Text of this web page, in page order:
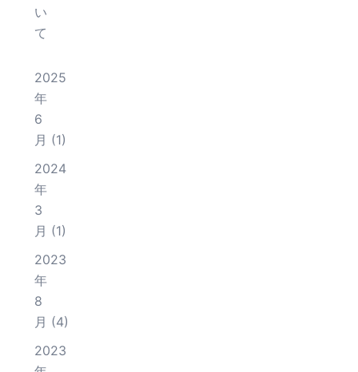
い
て
2025
年
6
月 (1)
2024
年
3
月 (1)
2023
年
8
月 (4)
2023